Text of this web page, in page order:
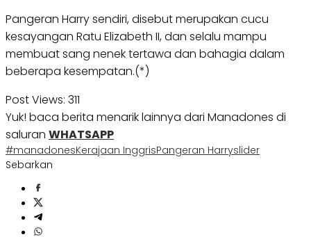
Pangeran Harry sendiri, disebut merupakan cucu
kesayangan Ratu Elizabeth II, dan selalu mampu
membuat sang nenek tertawa dan bahagia dalam
beberapa kesempatan.(*)
Post Views: 311
Yuk! baca berita menarik lainnya dari Manadones di
saluran WHATSAPP
#manadonesKerajaan InggrisPangeran Harryslider
Sebarkan